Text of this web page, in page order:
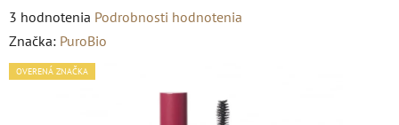
Priemerné
hodnotenie
produktu
3 hodnotenia Podrobnosti hodnotenia
Značka: PuroBio
OVERENÁ ZNAČKA